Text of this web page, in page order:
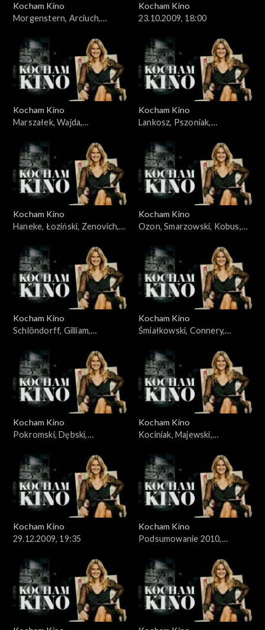
Kocham Kino
Morgenstern, Arciuch,
Kocham Kino
23.10.2009, 18:00
Kocham Kino
Marszałek, Wajda,
Kocham Kino
Lankosz, Pszoniak,
Kocham Kino
Haneke, Łoziński, Zenovich,
Kocham Kino
Ozon, Smarzowski, Kobus,
Kocham Kino
Schlöndorff, Gilliam,
Kocham Kino
Śmiałkowski, Connery,
Kocham Kino
Pokromski, Dębski,
Kocham Kino
Kociniak, Majewski,
Kocham Kino
29.12.2009, 19:35
Kocham Kino
Podsumowanie 2010,